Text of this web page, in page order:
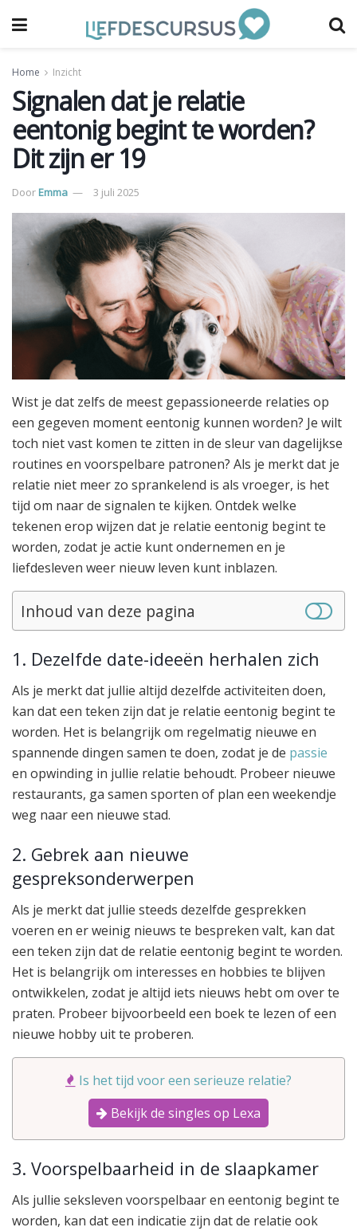
Home Inzicht
Signalen dat je relatie
eentonig begint te worden?
Dit zijn er 19
DoorEmma 3 juli 2025
Wist je dat zelfs de meest gepassioneerde relaties op
een gegeven moment eentonig kunnen worden? Je wilt
toch niet vast komen te zitten in de sleur van dagelijkse
routines en voorspelbare patronen? Als je merkt dat je
relatie niet meer zo sprankelend is als vroeger, is het
tijd om naar de signalen te kijken. Ontdek welke
tekenen erop wijzen dat je relatie eentonig begint te
worden, zodat je actie kunt ondernemen en je
liefdesleven weer nieuw leven kunt inblazen.
Inhoud van deze pagina
1. Dezelfde date-ideeën herhalen zich
Als je merkt dat jullie altijd dezelfde activiteiten doen,
kan dat een teken zijn dat je relatie eentonig begint te
worden. Het is belangrijk om regelmatig nieuwe en
spannende dingen samen te doen, zodat je de passie
en opwinding in jullie relatie behoudt. Probeer nieuwe
restaurants, ga samen sporten of plan een weekendje
weg naar een nieuwe stad.
2. Gebrek aan nieuwe
gespreksonderwerpen
Als je merkt dat jullie steeds dezelfde gesprekken
voeren en er weinig nieuws te bespreken valt, kan dat
een teken zijn dat de relatie eentonig begint te worden.
Het is belangrijk om interesses en hobbies te blijven
ontwikkelen, zodat je altijd iets nieuws hebt om over te
praten. Probeer bijvoorbeeld een boek te lezen of een
nieuwe hobby uit te proberen.
Is het tijd voor een serieuze relatie?
Bekijk de singles op Lexa
3. Voorspelbaarheid in de slaapkamer
Als jullie seksleven voorspelbaar en eentonig begint te
worden, kan dat een indicatie zijn dat de relatie ook